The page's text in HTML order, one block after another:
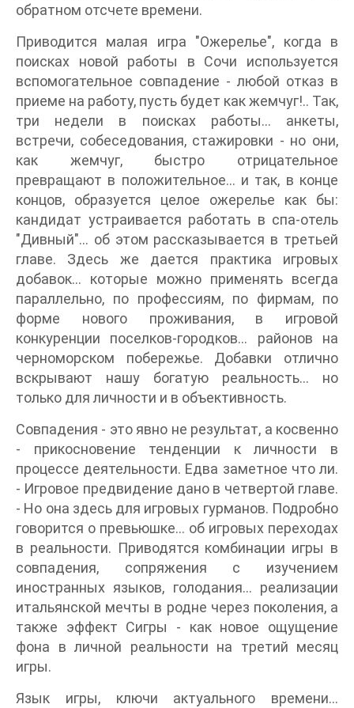
обратном отсчете времени.
Приводится малая игра "Ожерелье", когда в
поисках новой работы в Сочи используется
вспомогательное совпадение - любой отказ в
приеме на работу, пусть будет как жемчуг!.. Так,
три недели в поисках работы... анкеты,
встречи, собеседования, стажировки - но они,
как жемчуг, быстро отрицательное
превращают в положительное... и так, в конце
концов, образуется целое ожерелье как бы:
кандидат устраивается работать в спа-отель
"Дивный"... об этом рассказывается в третьей
главе. Здесь же дается практика игровых
добавок... которые можно применять всегда
параллельно, по профессиям, по фирмам, по
форме нового проживания, в игровой
конкуренции поселков-городков... районов на
черноморском побережье. Добавки отлично
вскрывают нашу богатую реальность... но
только для личности и в объективность.
Совпадения - это явно не результат, а косвенно
- прикосновение тенденции к личности в
процессе деятельности. Едва заметное что ли.
- Игровое предвидение дано в четвертой главе.
- Но она здесь для игровых гурманов. Подробно
говорится о превьюшке... об игровых переходах
в реальности. Приводятся комбинации игры в
совпадения, сопряжения с изучением
иностранных языков, голодания... реализации
итальянской мечты в родне через поколения, а
также эффект Сигры - как новое ощущение
фона в личной реальности на третий месяц
игры.
Язык игры, ключи актуального времени...